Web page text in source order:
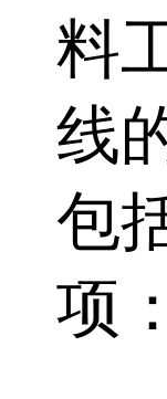
料
线
包
项：